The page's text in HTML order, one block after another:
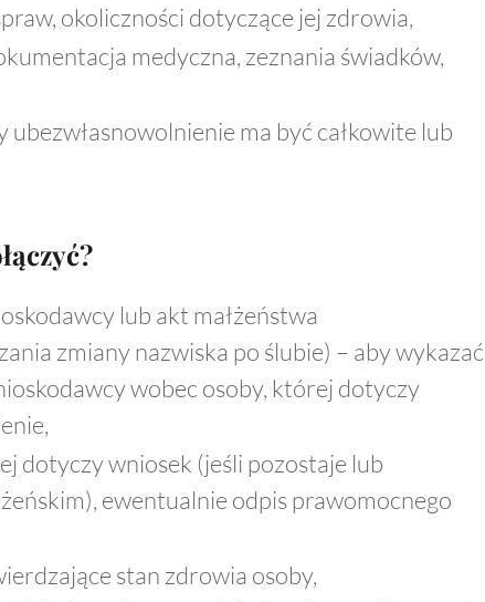
okoliczności dotyczące jej zdrowia,
medyczna, zeznania świadków,
ubezwłasnowolnienie ma być całkowite lub
lub akt małżeństwa
zmiany nazwiska po ślubie) – aby wykazać
wobec osoby, której dotyczy
dotyczy wniosek (jeśli pozostaje lub
ewentualnie odpis prawomocnego
stan zdrowia osoby,